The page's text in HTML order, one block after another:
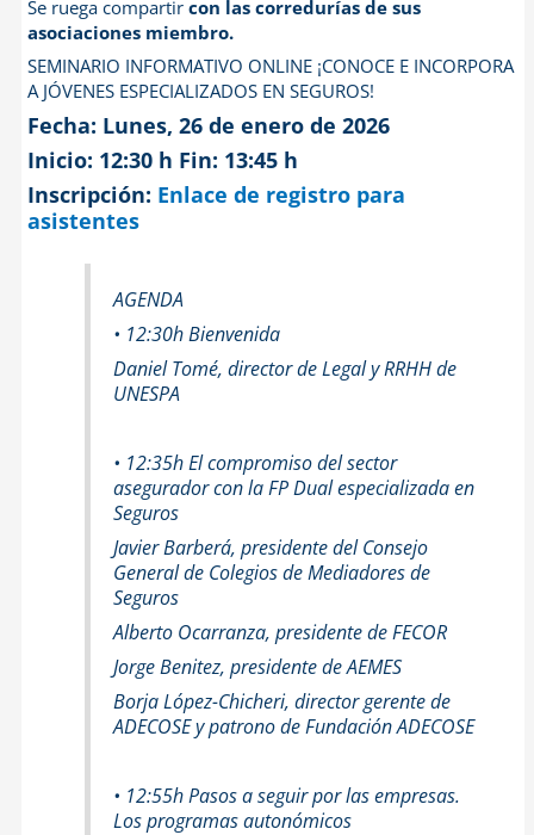
Se ruega compartir con las corredurías de sus
asociaciones miembro.
SEMINARIO INFORMATIVO ONLINE ¡CONOCE E INCORPORA
A JÓVENES ESPECIALIZADOS EN SEGUROS!
Fecha: Lunes, 26 de enero de 2026
Inicio: 12:30 h Fin: 13:45 h
Inscripción: Enlace de registro para
asistentes
AGENDA
• 12:30h Bienvenida
Daniel Tomé, director de Legal y RRHH de
UNESPA
• 12:35h El compromiso del sector
asegurador con la FP Dual especializada en
Seguros
Javier Barberá, presidente del Consejo
General de Colegios de Mediadores de
Seguros
Alberto Ocarranza, presidente de FECOR
Jorge Benitez, presidente de AEMES
Borja López-Chicheri, director gerente de
ADECOSE y patrono de Fundación ADECOSE
• 12:55h Pasos a seguir por las empresas.
Los programas autonómicos